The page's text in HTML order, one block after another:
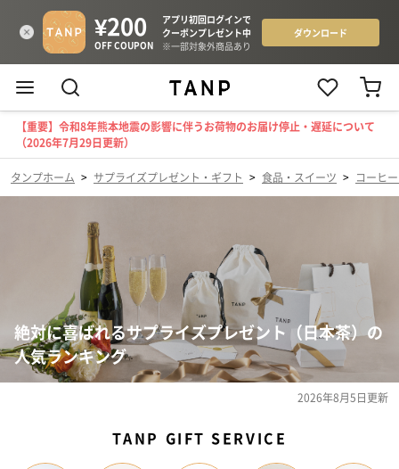
【重要】令和8年熊本地震の影響に伴うお荷物のお届け停止・遅延について
（2026年7月29日更新）
タンプホーム > サプライズプレゼント・ギフト > 食品・スイーツ > コーヒ
絶対に喜ばれるサプライズプレゼント（日本茶）の
人気ランキング
2026年8月5日更新
TANP GIFT SERVICE